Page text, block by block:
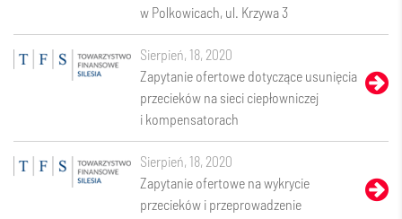
w Polkowicach, ul. Krzywa 3
sierpień, 18, 2020
Zapytanie ofertowe dotyczące usunięcia
przecieków na sieci ciepłowniczej
i kompensatorach
sierpień, 18, 2020
Zapytanie ofertowe na wykrycie
przecieków i przeprowadzenie